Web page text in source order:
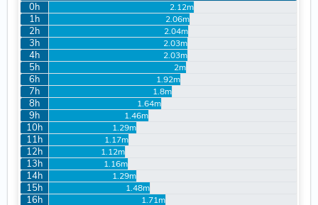
0h 2.12m
1h 2.06m
2h 2.04m
3h 2.03m
4h 2.03m
5h 2m
6h 1.92m
7h 1.8m
8h 1.64m
9h 1.46m
10h 1.29m
11h 1.17m
12h 1.12m
13h 1.16m
14h 1.29m
15h 1.48m
16h 1.71m